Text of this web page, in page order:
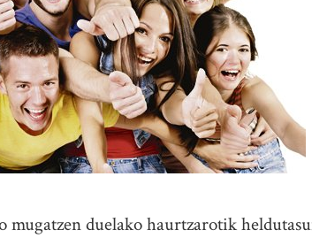
duelako haurtzarotik